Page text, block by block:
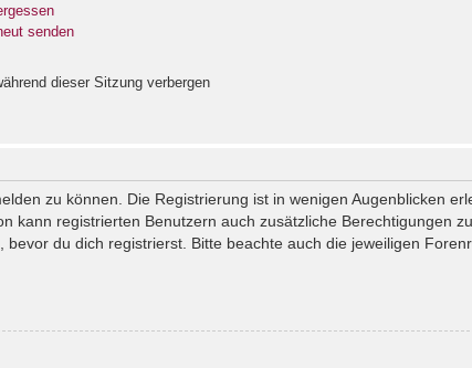
senden
dieser Sitzung verbergen
zu können. Die Registrierung ist in wenigen Augenblicken
kann registrierten Benutzern auch zusätzliche Berechtigungen
du dich registrierst. Bitte beachte auch die jeweiligen